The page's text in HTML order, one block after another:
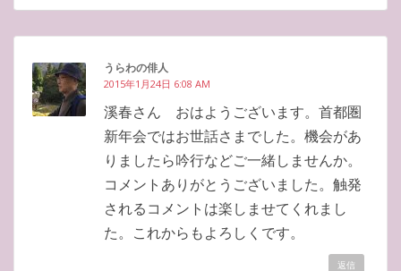
うらわの俳人
2015年1月24日 6:08 AM
溪春さん おはようございます。首都圏
新年会ではお世話さまでした。機会があ
りましたら吟行などご一緒しませんか。
コメントありがとうございました。触発
されるコメントは楽しませてくれまし
た。これからもよろしくです。
返信